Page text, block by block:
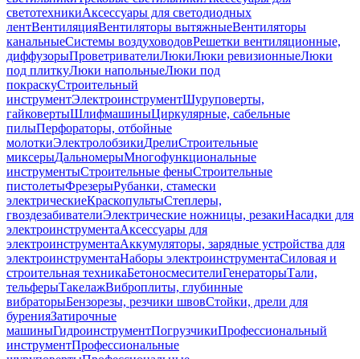
светотехникиАксессуары для светодиодных
лентВентиляцияВентиляторы вытяжныеВентиляторы
канальныеСистемы воздуховодовРешетки вентиляционные,
диффузорыПроветривателиЛюкиЛюки ревизионныеЛюки
под плиткуЛюки напольныеЛюки под
покраскуСтроительный
инструментЭлектроинструментШуруповерты,
гайковертыШлифмашиныЦиркулярные, сабельные
пилыПерфораторы, отбойные
молоткиЭлектролобзикиДрелиСтроительные
миксерыДальномерыМногофункциональные
инструментыСтроительные феныСтроительные
пистолетыФрезерыРубанки, стамески
электрическиеКраскопультыСтеплеры,
гвоздезабивателиЭлектрические ножницы, резакиНасадки для
электроинструментаАксессуары для
электроинструментаАккумуляторы, зарядные устройства для
электроинструментаНаборы электроинструментаСиловая и
строительная техникаБетоносмесителиГенераторыТали,
тельферыТакелажВиброплиты, глубинные
вибраторыБензорезы, резчики швовСтойки, дрели для
буренияЗатирочные
машиныГидроинструментПогрузчикиПрофессиональный
инструментПрофессиональные